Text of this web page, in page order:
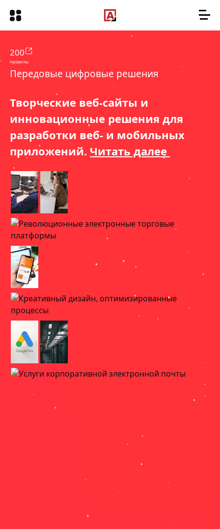
10
опыт
Передовые цифровые решения
Творческие веб-сайты и
инновационные решения для
разработки веб- и мобильных
приложений. Читать далее